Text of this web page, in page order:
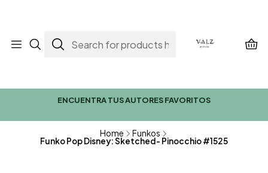
ENCUENTRA TUS AUTORES FAVORITOS
Home Funkos
Funko Pop Disney: Sketched- Pinocchio #1525